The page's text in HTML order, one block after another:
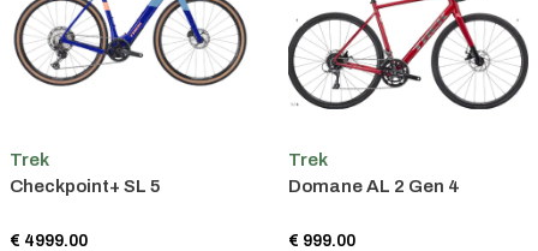
Trek
Checkpoint+ SL 5
€ 4999.00
Trek
Domane AL 2 Gen 4
€ 999.00